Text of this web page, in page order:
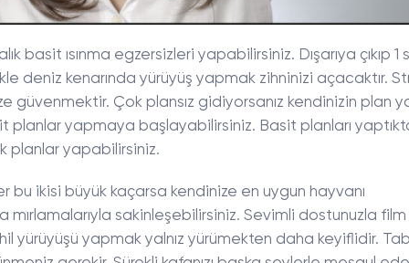
basit ısınma egzersizleri yapabilirsiniz. Dışarıya çıkıp 1
deniz kenarında yürüyüş yapmak zihninizi açacaktır.
güvenmektir. Çok plansız gidiyorsanız kendinizin plan
planlar yapmaya başlayabilirsiniz. Basit planları
planlar yapabilirsiniz.
bu ikisi büyük kaçarsa kendinize en uygun hayvanı
sakinleşebilirsiniz. Sevimli dostunuzla
yürüyüşü yapmak yalnız yürümekten daha keyiflidir.